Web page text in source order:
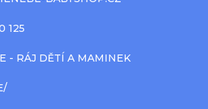
125
- RÁJ DĚTÍ A MAMINEK